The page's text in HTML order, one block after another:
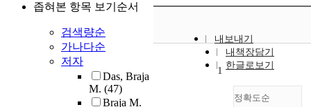
좁혀본 항목 보기순서
검색량순
가나다순
저자
Das, Braja
M. (47)
Braja M.
내보내기
내책장담기
한글로보기
정확도순
1